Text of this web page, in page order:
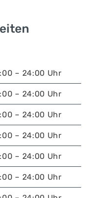
– 24:00 Uhr
– 24:00 Uhr
– 24:00 Uhr
– 24:00 Uhr
– 24:00 Uhr
– 24:00 Uhr